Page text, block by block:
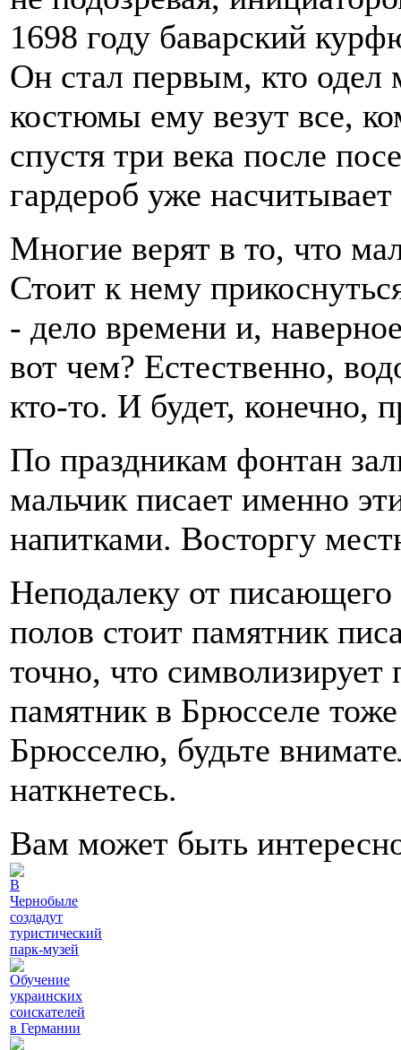
1698 году баварский
Он стал первым, кто одел
костюмы ему везут все,
спустя три века после
гардероб уже
Многие верят в то, что
Стоит к нему
- дело времени и,
вот чем? Естественно,
кто-то. И будет, конечно,
По праздникам фонтан
мальчик писает именно
напитками. Восторгу
Неподалеку от писающего
полов стоит памятник
точно, что
памятник в Брюсселе
Брюсселю, будьте
наткнетесь.
Вам может быть
В
Чернобыле
создадут
туристический
парк-музей
Обучение
украинских
соискателей
в Германии